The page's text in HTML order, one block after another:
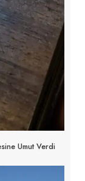
Umut Verdi